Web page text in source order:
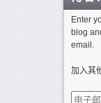
Enter
blog
email.
加入其
电